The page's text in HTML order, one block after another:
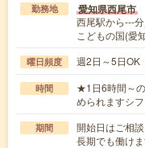
勤務地 愛知県西尾市
西尾駅から---
こどもの国(愛
曜日頻度 週2日～5日
時間
★1日6時間～
められますシ
期間
開始日はご相
長期でも働けま